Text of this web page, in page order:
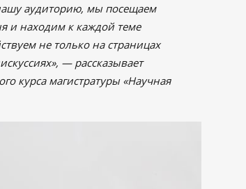
аудиторию, мы посещаем
и находим к каждой теме
не только на страницах
— рассказывает
курса магистратуры «Научная